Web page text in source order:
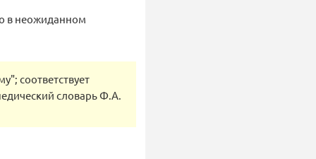
в неожиданном
соответствует
словарь Ф.А.